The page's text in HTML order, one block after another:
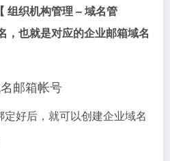
组织机构管理 – 域名管
，也就是对应的企业邮箱域名
邮箱帐号
好后，就可以创建企业域名